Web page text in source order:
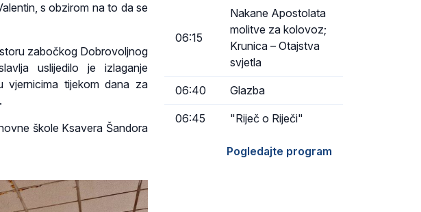
s obzirom na to da se
zabočkog Dobrovoljnog
uslijedilo je izlaganje
vjernicima tijekom dana za
škole Ksavera Šandora
06:15
Nakane Apostolata
molitve za kolovoz;
Krunica – Otajstva
svjetla
06:40 Glazba
06:45 "Riječ o Riječi"
Pogledajte program